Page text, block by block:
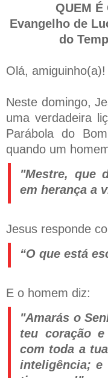
QUEM É
Evangelho de
do
Olá, amiguinho(a)!
Neste domingo,
uma verdadeira
Parábola do
quando um
"Mestre, que
em herança a
Jesus responde
“O que está
E o homem diz:
"Amarás o
teu coração
com toda a
inteligência; e